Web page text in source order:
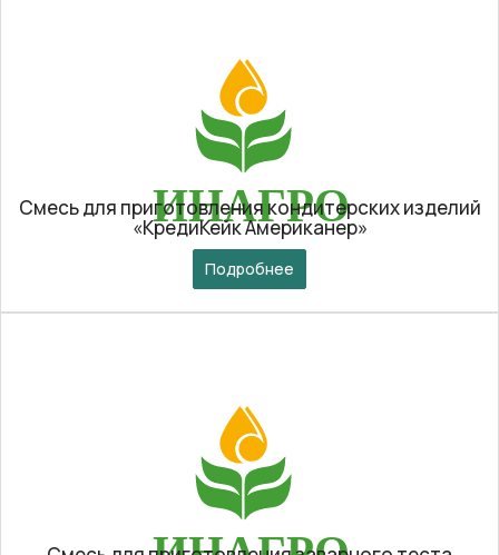
Смесь для приготовления кондитерских изделий
«КредиКейк Американер»
Подробнее